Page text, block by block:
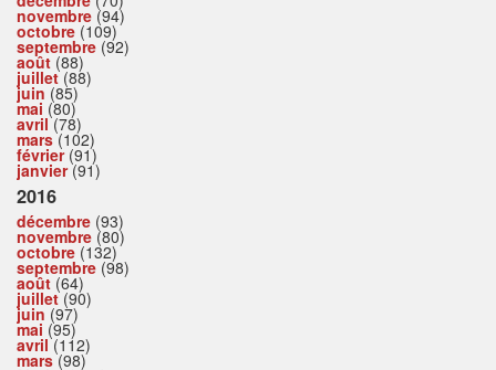
novembre (94)
octobre (109)
septembre (92)
août (88)
juillet(88)
juin (85)
mai (80)
avril(78)
mars(102)
février(91)
janvier(91)
2016
décembre (93)
novembre (80)
octobre (132)
septembre (98)
août (64)
juillet(90)
juin (97)
mai (95)
avril(112)
mars(98)